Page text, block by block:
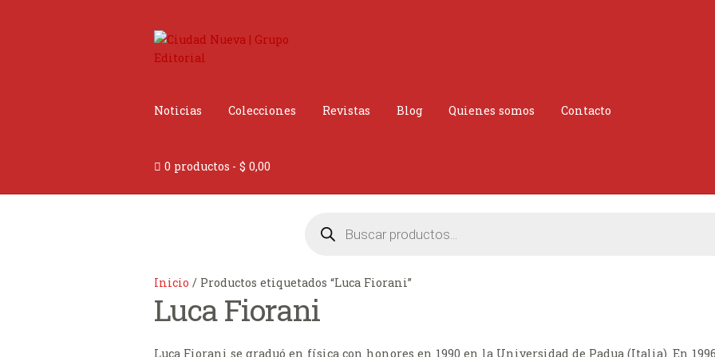
Ir
a
Ir
al
Noticias Colecciones Revistas Blog Quienes somos Contacto
0 productos $ 0,00
productos
Inicio / Productos etiquetados “Luca Fiorani”
Luca Fiorani
Luca Fiorani se graduó en física con honores en 1990 en la Universidad de Padua (Italia). En